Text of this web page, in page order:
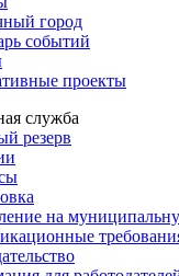
город
событий
проекты
служба
резерв
на